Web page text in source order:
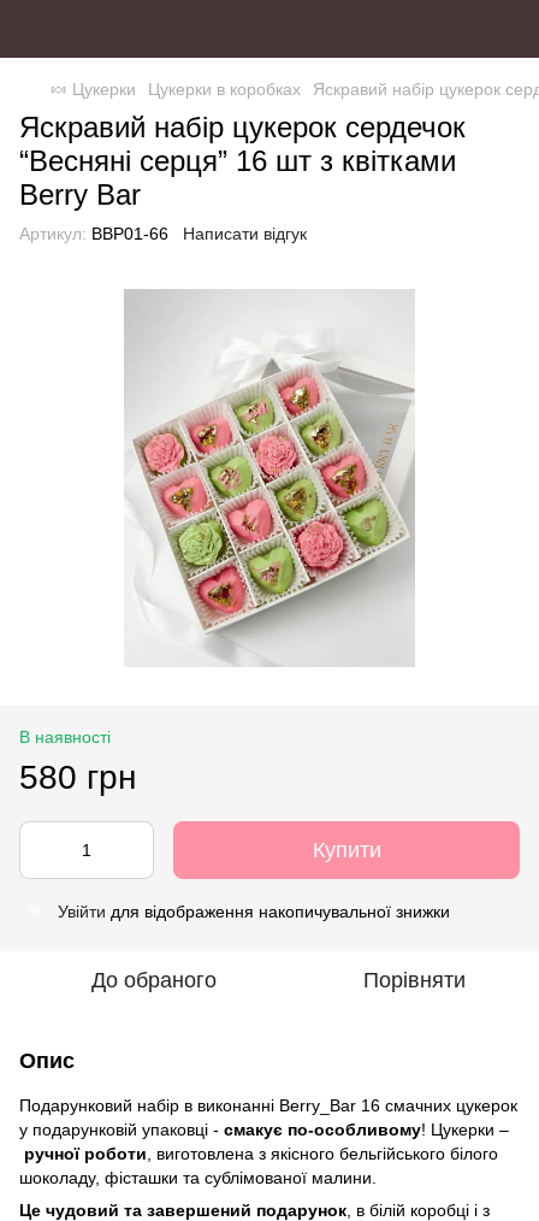
🍬 Цукерки Цукерки в коробках Яскравий набір цукерок
Яскравий набір цукерок сердечок
“Весняні серця” 16 шт з квітками
Berry Bar
Артикул: BBP01-66 Написати відгук
В наявності
580 грн
Купити
Увійти для відображення накопичувальної знижки
До обраного Порівняти
Опис
Подарунковий набір в виконанні Berry_Bar 16 смачних цукерок
у подарунковій упаковці - смакує по-особливому! Цукерки –
ручної роботи , виготовлена з якісного бельгійського білого
шоколаду, фісташки та сублімованої малини.
Це чудовий та завершений подарунок , в білій коробці і з